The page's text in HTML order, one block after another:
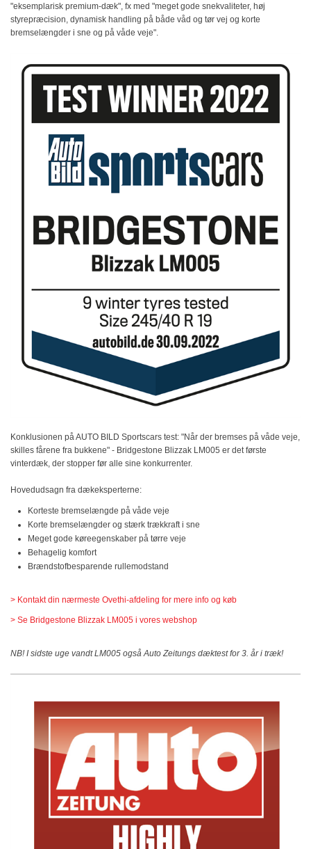
"eksemplarisk premium-dæk", fx med "meget gode snekvaliteter, høj
styrepræcision, dynamisk handling på både våd og tør vej og korte
bremselængder i sne og på våde veje".
Konklusionen på AUTO BILD Sportscars test: "Når der bremses på våde veje,
skilles fårene fra bukkene" - Bridgestone Blizzak LM005 er det første
vinterdæk, der stopper før alle sine konkurrenter.
Hovedudsagn fra dækeksperterne:
Korteste bremselængde på våde veje
Korte bremselængder og stærk trækkraft i sne
Meget gode køreegenskaber på tørre veje
Behagelig komfort
Brændstofbesparende rullemodstand
> Kontakt din nærmeste Ovethi-afdeling for mere info og køb
> Se Bridgestone Blizzak LM005 i vores webshop
NB! I sidste uge vandt LM005 også Auto Zeitungs dæktest for 3. år i træk!